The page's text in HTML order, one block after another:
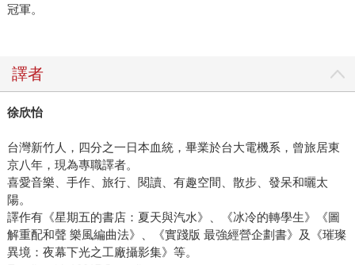
冠軍。
譯者
徐欣怡
台灣新竹人，四分之一日本血統，畢業於台大電機系，曾旅居東
京八年，現為專職譯者。
喜愛音樂、手作、旅行、閱讀、有趣空間、散步、發呆和曬太
陽。
譯作有《星期五的書店：夏天與汽水》、《冰冷的轉學生》《圖
解重配和聲 樂風編曲法》、《實踐版 最強經營企劃書》及《璀璨
異境：夜幕下光之工廠攝影集》等。